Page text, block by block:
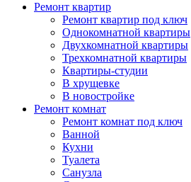
Ремонт квартир
Ремонт квартир под ключ
Однокомнатной квартиры
Двухкомнатной квартиры
Трехкомнатной квартиры
Квартиры-студии
В хрущевке
В новостройке
Ремонт комнат
Ремонт комнат под ключ
Ванной
Кухни
Туалета
Санузла